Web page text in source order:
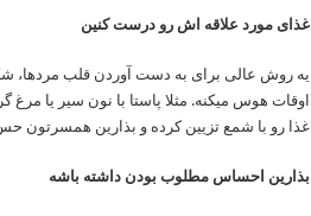
غذای مورد علاقه اش رو درست کنین
یه روش عالی برای به دست آوردن قلب مردها،
اوقات هوس میکنه. مثلا پاستا با نون سیر یا
غذا رو با شمع تزیین کرده و بذارین همسرتون
بذارین احساس مطلوب بودن داشته باشه